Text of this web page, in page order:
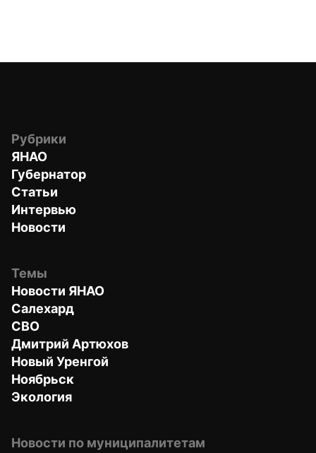
Рубрики
ЯНАО
Губернатор
Статьи
Интервью
Новости
Темы
Новости ЯНАО
Салехард
СВО
Дмитрий Артюхов
Новый Уренгой
Ноябрьск
Экология
Новости по муниципалитетам